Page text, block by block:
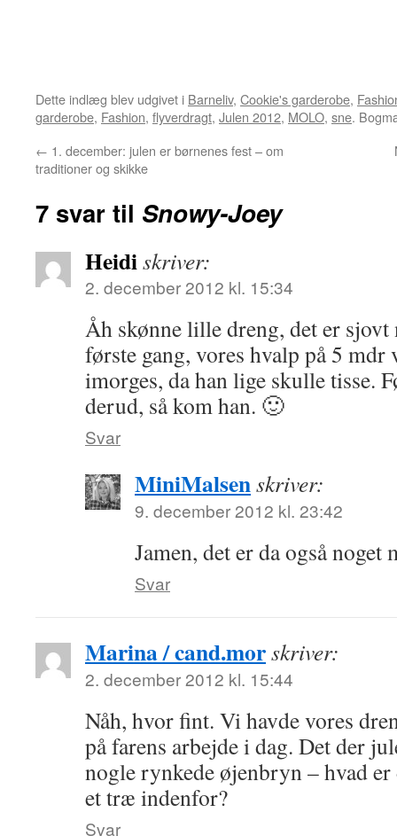
Dette indlæg blev udgivet i Barneliv, Cookie's garderobe,
garderobe, Fashion, flyverdragt, Julen 2012, MOLO, sne.
← 1. december: julen er børnenes fest – om
traditioner og skikke
7 svar til Snowy-Joey
Heidiskriver:
2. december 2012 kl. 15:34
Åh skønne lille dreng, det er sjovt
første gang, vores hvalp på 5
imorges, da han lige skulle tisse.
derud, så kom han. 🙂
Svar
MiniMalsenskriver:
9. december 2012 kl. 23:42
Jamen, det er da også noget
Svar
Marina / cand.morskriver:
2. december 2012 kl. 15:44
Nåh, hvor fint. Vi havde vores
på farens arbejde i dag. Det der
nogle rynkede øjenbryn – hvad
et træ indenfor?
Svar